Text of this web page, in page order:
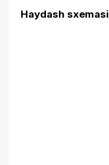
Haydash sxemasi